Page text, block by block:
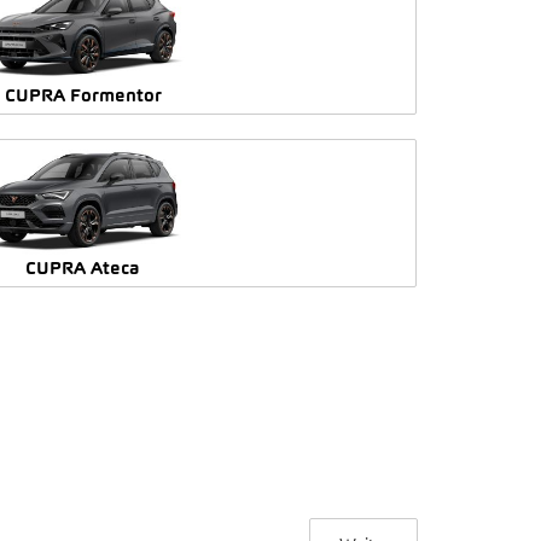
CUPRA Formentor
CUPRA Ateca